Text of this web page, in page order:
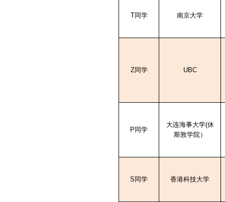
T同学 南京大学
Z同学 UBC
P 同学
大连海事大学(休
斯敦学院）
S 同学 香港科技大学